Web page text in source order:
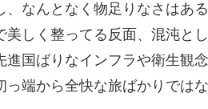
なんとなく物足りなさはあ
しく整ってる反面、混沌と
国ばりなインフラや衛生観
端から全快な旅ばかりでは